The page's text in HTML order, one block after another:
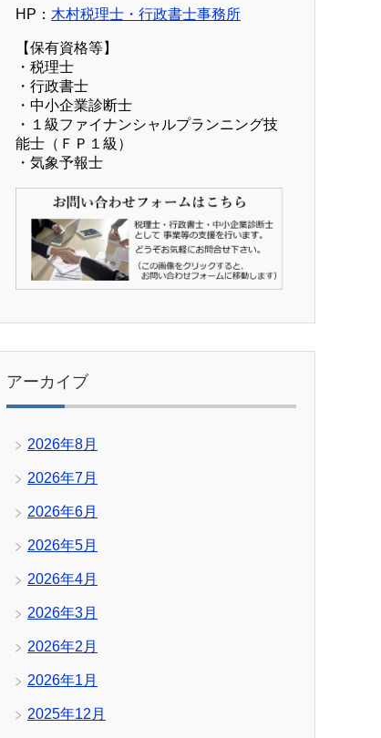
HP： 木村税理士・行政書士事務所
【保有資格等】
・税理士
・行政書士
・中小企業診断士
・１級ファイナンシャルプランニング技
能士（ＦＰ１級）
・気象予報士
アーカイブ
2026年8月
2026年7月
2026年6月
2026年5月
2026年4月
2026年3月
2026年2月
2026年1月
2025年12月